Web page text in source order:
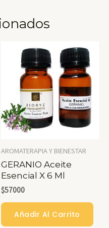
AROMATERAPIA Y BIENESTAR
GERANIO Aceite
Esencial X 6 Ml
$57000
Añadir Al Carrito